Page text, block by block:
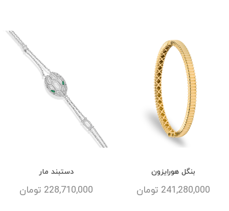
بنگل هورایزون
241,280,000 تومان
دستبند مار
228,710,000 تومان